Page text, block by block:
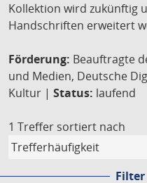
Kollektion wird zukünftig
Handschriften erweitert
Förderung: Beauftragte
und Medien, Deutsche
Kultur | Status: laufend
1 Treffer sortiert nach
Filter